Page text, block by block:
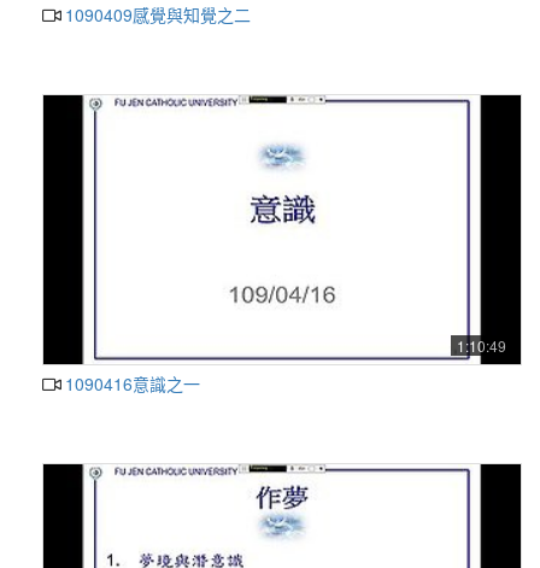
1090409感覺與知覺之二
1:10:49
1090416意識之一